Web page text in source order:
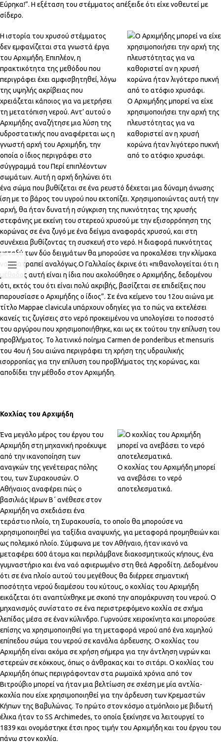
Εύρηκα!”. Η εξέταση του στέμματος απέξειδε ότι είχε νοθευτεί με
σίδερο.
Ο Αρχιμήδης μπορεί να είχε
χρησιμοποιήσει την αρχή της
πλευστότητας για να
καθοριστεί αν η χρυσή
κορώνα ήταν λιγότερο πυκνή
από το ατόφιο χρυσάφι.
Η ιστορία του χρυσού στέμματος
δεν εμφανίζεται στα γνωστά έργα
του Αρχιμήδη. Επιπλέον, η
πρακτικότητα της μεθόδου που
περιγράφει έχει αμφισβητηθεί, λόγω
της υψηλής ακρίβειας που
χρειάζεται κάποιος για να μετρήσει
τη μετατόπιση νερού. Αντ’ αυτού ο
Αρχιμήδης αναζήτησε μια λύση της
υδροστατικής που αναφέρεται ως η
γνωστή αρχή του Αρχιμήδη, την
οποία ο ίδιος περιγράφει στο
σύγγραμμά του Περί επιπλέοντων
σωμάτων. Αυτή η αρχή δηλώνει ότι
ένα σώμα που βυθίζεται σε ένα ρευστό δέχεται μια δύναμη άνωσης
ίση με το βάρος του υγρού που εκτοπίζει. Χρησιμοποιώντας αυτή την
αρχή, θα ήταν δυνατή η σύγκριση της πυκνότητας της χρυσής
στεφάνης με εκείνη του στερεού χρυσού με την εξισορρόπηση της
κορώνας σε ένα ζυγό με ένα δείγμα αναφοράς χρυσού, και στη
συνέχεια βυθίζοντας τη συσκευή στο νερό. Η διαφορά πυκνότητας
μεταξύ των δύο δειγμάτων θα μπορούσε να προκαλέσει την κλίμακα
να ανατραπεί αναλόγως.Ο Γαλιλαίος έκρινε ότι «πιθανολογείται ότι η
μέθοδος αυτή είναι η ίδια που ακολούθησε ο Αρχιμήδης, δεδομένου
ότι, εκτός του ότι είναι πολύ ακριβής, βασίζεται σε επιδείξεις που
παρουσίασε ο Αρχιμήδης ο ίδιος”. Σε ένα κείμενο του 12ου αιώνα με
τίτλο Mappae clavicula υπάρχουν οδηγίες για το πώς να εκτελέσει
κανείς τις ζυγίσεις στο νερό προκειμένου να υπολογίσει το ποσοστό
του αργύρου που χρησιμοποιήθηκε, και ως εκ τούτου την επίλυση του
προβλήματος. Το λατινικό ποίημα Carmen de ponderibus et mensuris
του 4ου ή 5ου αιώνα περιγράφει τη χρήση της υδραυλικής
ισορροπίας για την επίλυση του προβλήματος της κορώνας, και
αποδίδει την μέθοδο στον Αρχιμήδη.
Κοχλίας του Αρχιμήδη
Ο κοχλίας του Αρχιμήδη μπορεί
να ανεβάσει το νερό
αποτελεσματικά.
Ένα μεγάλο μέρος του έργου του
Αρχιμήδη στη μηχανική προέκυψε
από την ικανοποίηση των
αναγκών της γενέτειρας πόλης
του, των Συρακουσών. Ο
Αθήναιος αναφέρει πώς ο
βασιλιάς Ιέρων Β΄ ανέθεσε στον
Αρχιμήδη να σχεδιάσει ένα
τεράστιο πλοίο, τη Συρακουσία, το οποίο θα μπορούσε να
χρησιμοποιηθεί για ταξίδια αναψυχής, για μεταφορά προμηθειών και
ως πολεμικό πλοίο. Σύμφωνα με τον Αθήναιο, ήταν ικανό να
μεταφέρει 600 άτομα και περιλάμβανε διακοσμητικούς κήπους, ένα
γυμναστήριο και ένα ναό αφιερωμένο στη θεά Αφροδίτη. Δεδομένου
ότι σε ένα πλοίο αυτού του μεγέθους θα διέρρεε σημαντική
ποσότητα νερού διαμέσου του κύτους, ο κοχλίας του Αρχιμήδη
εικάζεται ότι αναπτύχθηκε με σκοπό την απομάκρυνση του νερού. Ο
μηχανισμός συνίστατο σε ένα περιστρεφόμενο κοχλία σε σχήμα
λεπίδας μέσα σε έναν κύλινδρο. Γυρνούσε χειροκίνητα και μπορούσε
επίσης να χρησιμοποιηθεί για τη μεταφορά νερού από ένα χαμηλού
επίπεδου σώμα του νερού σε κανάλια άρδευσης. Ο κοχλίας του
Αρχιμήδη είναι ακόμα σε χρήση σήμερα για την άντληση υγρών και
στερεών σε κόκκους, όπως ο άνθρακας και το σιτάρι. Ο κοχλίας του
Αρχιμήδη όπως περιγράφονταν στα ρωμαϊκά χρόνια από τον
Βιτρούβιο μπορεί να ήταν μια βελτίωση σε σχέση με μία αντλία-
κοχλία που είχε χρησιμοποιηθεί για την άρδευση των Κρεμαστών
Κήπων της Βαβυλώνας. Το πρώτο στον κόσμο ατμόπλοιο με βιδωτή
έλικα ήταν το SS Archimedes, το οποία ξεκίνησε να λειτουργεί το
1839 και ονομάστηκε έτσι προς τιμήν του Αρχιμήδη και του έργου του
πάνω στον κοχλία.